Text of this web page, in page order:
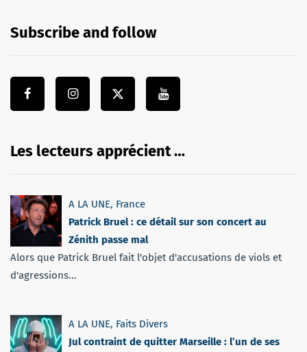
Subscribe and follow
Les lecteurs apprécient …
A LA UNE, France
Patrick Bruel : ce détail sur son concert au
Zénith passe mal
Alors que Patrick Bruel fait l'objet d'accusations de viols et
d'agressions...
A LA UNE, Faits Divers
Jul contraint de quitter Marseille : l’un de ses